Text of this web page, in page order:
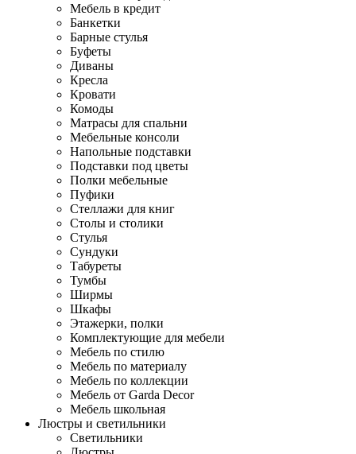
Мебель в кредит
Банкетки
Барные стулья
Буфеты
Диваны
Кресла
Кровати
Комоды
Матрасы для спальни
Мебельные консоли
Напольные подставки
Подставки под цветы
Полки мебельные
Пуфики
Стеллажи для книг
Столы и столики
Стулья
Сундуки
Табуреты
Тумбы
Ширмы
Шкафы
Этажерки, полки
Комплектующие для мебели
Мебель по стилю
Мебель по материалу
Мебель по коллекции
Мебель от Garda Decor
Мебель школьная
Люстры и светильники
Светильники